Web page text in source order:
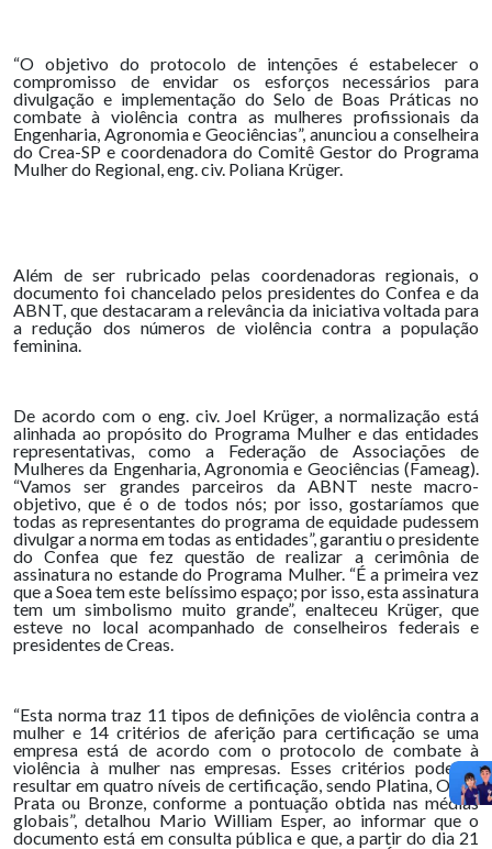
“O objetivo do protocolo de intenções é estabelecer o
compromisso de envidar os esforços necessários para
divulgação e implementação do Selo de Boas Práticas no
combate à violência contra as mulheres profissionais da
Engenharia, Agronomia e Geociências”, anunciou a conselheira
do Crea-SP e coordenadora do Comitê Gestor do Programa
Mulher do Regional, eng. civ. Poliana Krüger.
Além de ser rubricado pelas coordenadoras regionais, o
documento foi chancelado pelos presidentes do Confea e da
ABNT, que destacaram a relevância da iniciativa voltada para
a redução dos números de violência contra a população
feminina.
De acordo com o eng. civ. Joel Krüger, a normalização está
alinhada ao propósito do Programa Mulher e das entidades
representativas, como a Federação de Associações de
Mulheres da Engenharia, Agronomia e Geociências (Fameag).
“Vamos ser grandes parceiros da ABNT neste macro-
objetivo, que é o de todos nós; por isso, gostaríamos que
todas as representantes do programa de equidade pudessem
divulgar a norma em todas as entidades”, garantiu o presidente
do Confea que fez questão de realizar a cerimônia de
assinatura no estande do Programa Mulher. “É a primeira vez
que a Soea tem este belíssimo espaço; por isso, esta assinatura
tem um simbolismo muito grande”, enalteceu Krüger, que
esteve no local acompanhado de conselheiros federais e
presidentes de Creas.
“Esta norma traz 11 tipos de definições de violência contra a
mulher e 14 critérios de aferição para certificação se uma
empresa está de acordo com o protocolo de combate à
violência à mulher nas empresas. Esses critérios poderão
resultar em quatro níveis de certificação, sendo Platina, Ouro,
Prata ou Bronze, conforme a pontuação obtida nas médias
globais”, detalhou Mario William Esper, ao informar que o
documento está em consulta pública e que, a partir do dia 21